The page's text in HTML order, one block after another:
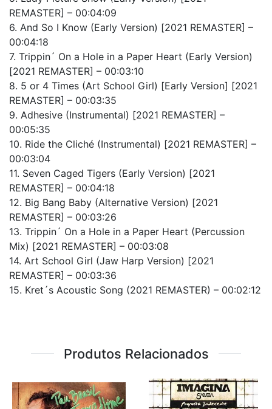
REMASTER] – 00:04:09
6. And So I Know (Early Version) [2021 REMASTER] –
00:04:18
7. Trippin´ On a Hole in a Paper Heart (Early Version)
[2021 REMASTER] – 00:03:10
8. 5 or 4 Times (Art School Girl) [Early Version] [2021
REMASTER] – 00:03:35
9. Adhesive (Instrumental) [2021 REMASTER] –
00:05:35
10. Ride the Cliché (Instrumental) [2021 REMASTER] –
00:03:04
11. Seven Caged Tigers (Early Version) [2021
REMASTER] – 00:04:18
12. Big Bang Baby (Alternative Version) [2021
REMASTER] – 00:03:26
13. Trippin´ On a Hole in a Paper Heart (Percussion
Mix) [2021 REMASTER] – 00:03:08
14. Art School Girl (Jaw Harp Version) [2021
REMASTER] – 00:03:36
15. Kret´s Acoustic Song (2021 REMASTER) – 00:02:12
Produtos Relacionados